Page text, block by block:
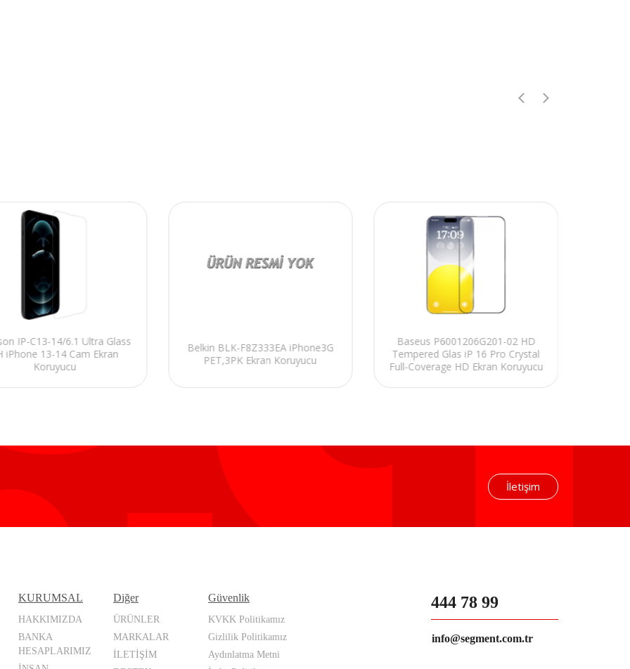
IP-C13-14/6.1 Ultra Glass
iPhone 13-14 Cam Ekran
Koruyucu
Belkin BLK-F8Z333EA iPhone3G
PET,3PK Ekran Koruyucu
Baseus P6001206G201-02 HD
Tempered Glas iP 16 Pro Crystal
Full-Coverage HD Ekran Koruyucu
İletişim
KURUMSAL
HAKKIMIZDA
BANKA
HESAPLARIMIZ
Diğer
ÜRÜNLER
MARKALAR
İLETİŞİM
Güvenlik
KVKK Politikamız
Gizlilik Politikamız
Aydınlatma Metni
444 78 99
info@segment.com.tr